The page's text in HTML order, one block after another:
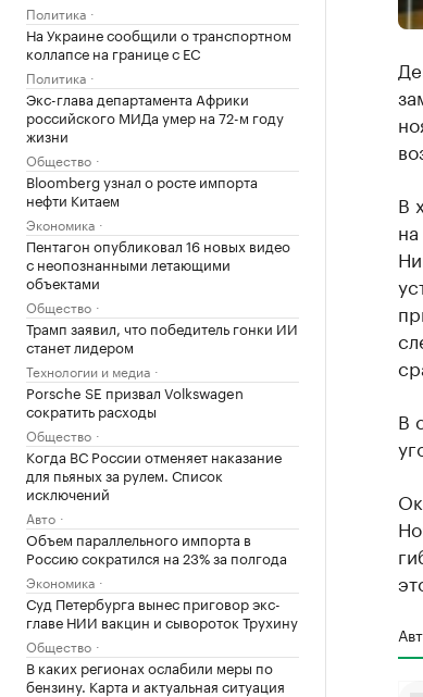
Политика
На Украине сообщили о транспортном
коллапсе на границе с ЕС
Политика
Экс-глава департамента Африки
российского МИДа умер на 72-м году
жизни
Общество
Bloomberg узнал о росте импорта
нефти Китаем
Экономика
Пентагон опубликовал 16 новых видео
с неопознанными летающими
объектами
Общество
Трамп заявил, что победитель гонки ИИ
станет лидером
Технологии и медиа
Porsche SE призвал Volkswagen
сократить расходы
Общество
Когда ВС России отменяет наказание
для пьяных за рулем. Список
исключений
Авто
Объем параллельного импорта в
Россию сократился на 23% за полгода
Экономика
Суд Петербурга вынес приговор экс-
главе НИИ вакцин и сывороток Трухину
Общество
В каких регионах ослабили меры по
бензину. Карта и актуальная ситуация
В
В